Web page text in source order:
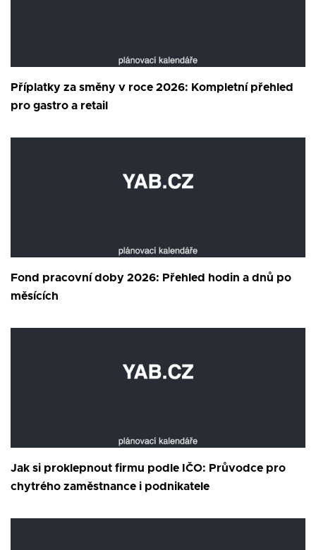
Příplatky za směny v roce 2026: Kompletní přehled
pro gastro a retail
Fond pracovní doby 2026: Přehled hodin a dnů po
měsících
Jak si proklepnout firmu podle IČO: Průvodce pro
chytrého zaměstnance i podnikatele